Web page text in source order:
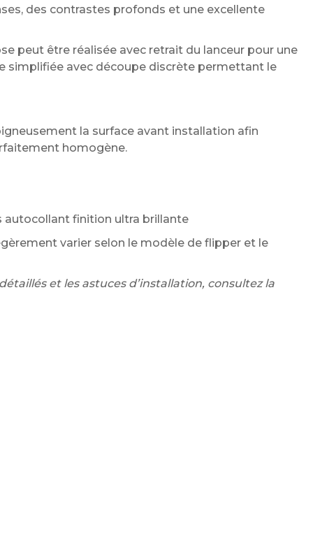
des contrastes profonds et une excellente
peut être réalisée avec retrait du lanceur pour une
avec découpe discrète permettant le
la surface avant installation afin
homogène.
autocollant finition ultra brillante
varier selon le modèle de flipper et le
et les astuces d’installation, consultez la